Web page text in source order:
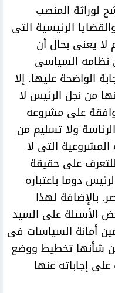
لوراثة المنصب
الرئيسية التى
يعنى بحال أن
السياسى
الواضحة عليها. إلا
من نجل الرئيس لا
على مشروعه
ولا تسليم من
التى لا
على حقيقة
دوما باعتباره
بالإضافة لهذا
الأسئلة على السيد
أمانة السياسات فى
من شأنها تخطيط ووضع
إجاباته عنها